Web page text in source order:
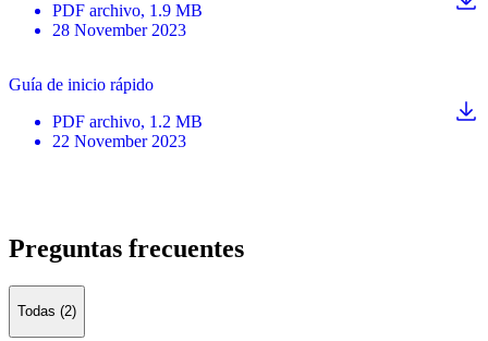
PDF archivo, 1.9 MB
28 November 2023
Guía de inicio rápido
PDF archivo, 1.2 MB
22 November 2023
Preguntas frecuentes
Todas (2)